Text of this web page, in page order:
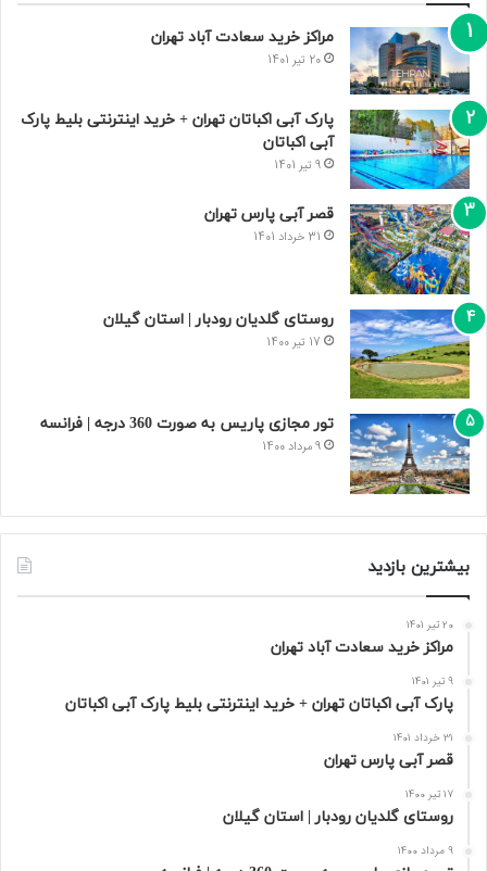
مراکز خرید سعادت‌ آباد تهران
20 تیر 1401
پارک آبی اکباتان تهران + خرید اینترنتی بلیط پارک
آبی اکباتان
9 تیر 1401
قصر آبی پارس تهران
31 خرداد 1401
روستای گلدیان رودبار | استان گیلان
17 تیر 1400
تور مجازی پاریس به صورت 360 درجه | فرانسه
9 مرداد 1400
بیشترین بازدید
20 تیر 1401
مراکز خرید سعادت‌ آباد تهران
9 تیر 1401
پارک آبی اکباتان تهران + خرید اینترنتی بلیط پارک آبی اکباتان
31 خرداد 1401
قصر آبی پارس تهران
17 تیر 1400
روستای گلدیان رودبار | استان گیلان
9 مرداد 1400